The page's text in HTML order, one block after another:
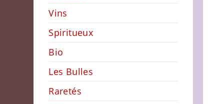
Vins
Spiritueux
Bio
Les Bulles
Raretés